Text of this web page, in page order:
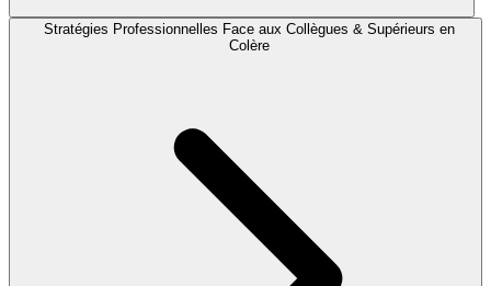
Stratégies Professionnelles Face aux Collègues & Supérieurs en
Colère